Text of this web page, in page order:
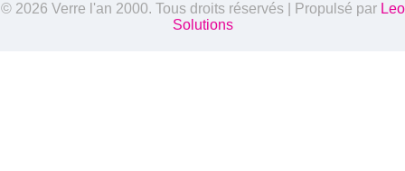
© 2026 Verre l'an 2000. Tous droits réservés | Propulsé par Leo
Solutions